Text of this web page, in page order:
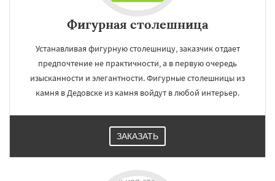
Фигурная столешница
Устанавливая фигурную столешницу, заказчик отдает
предпочтение не практичности, а в первую очередь
изысканности и элегантности. Фигурные столешницы из
камня в Дедовске из камня войдут в любой интерьер.
ЗАКАЗАТЬ